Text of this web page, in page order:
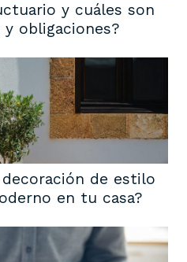
y cuáles son
obligaciones?
de estilo
en tu casa?